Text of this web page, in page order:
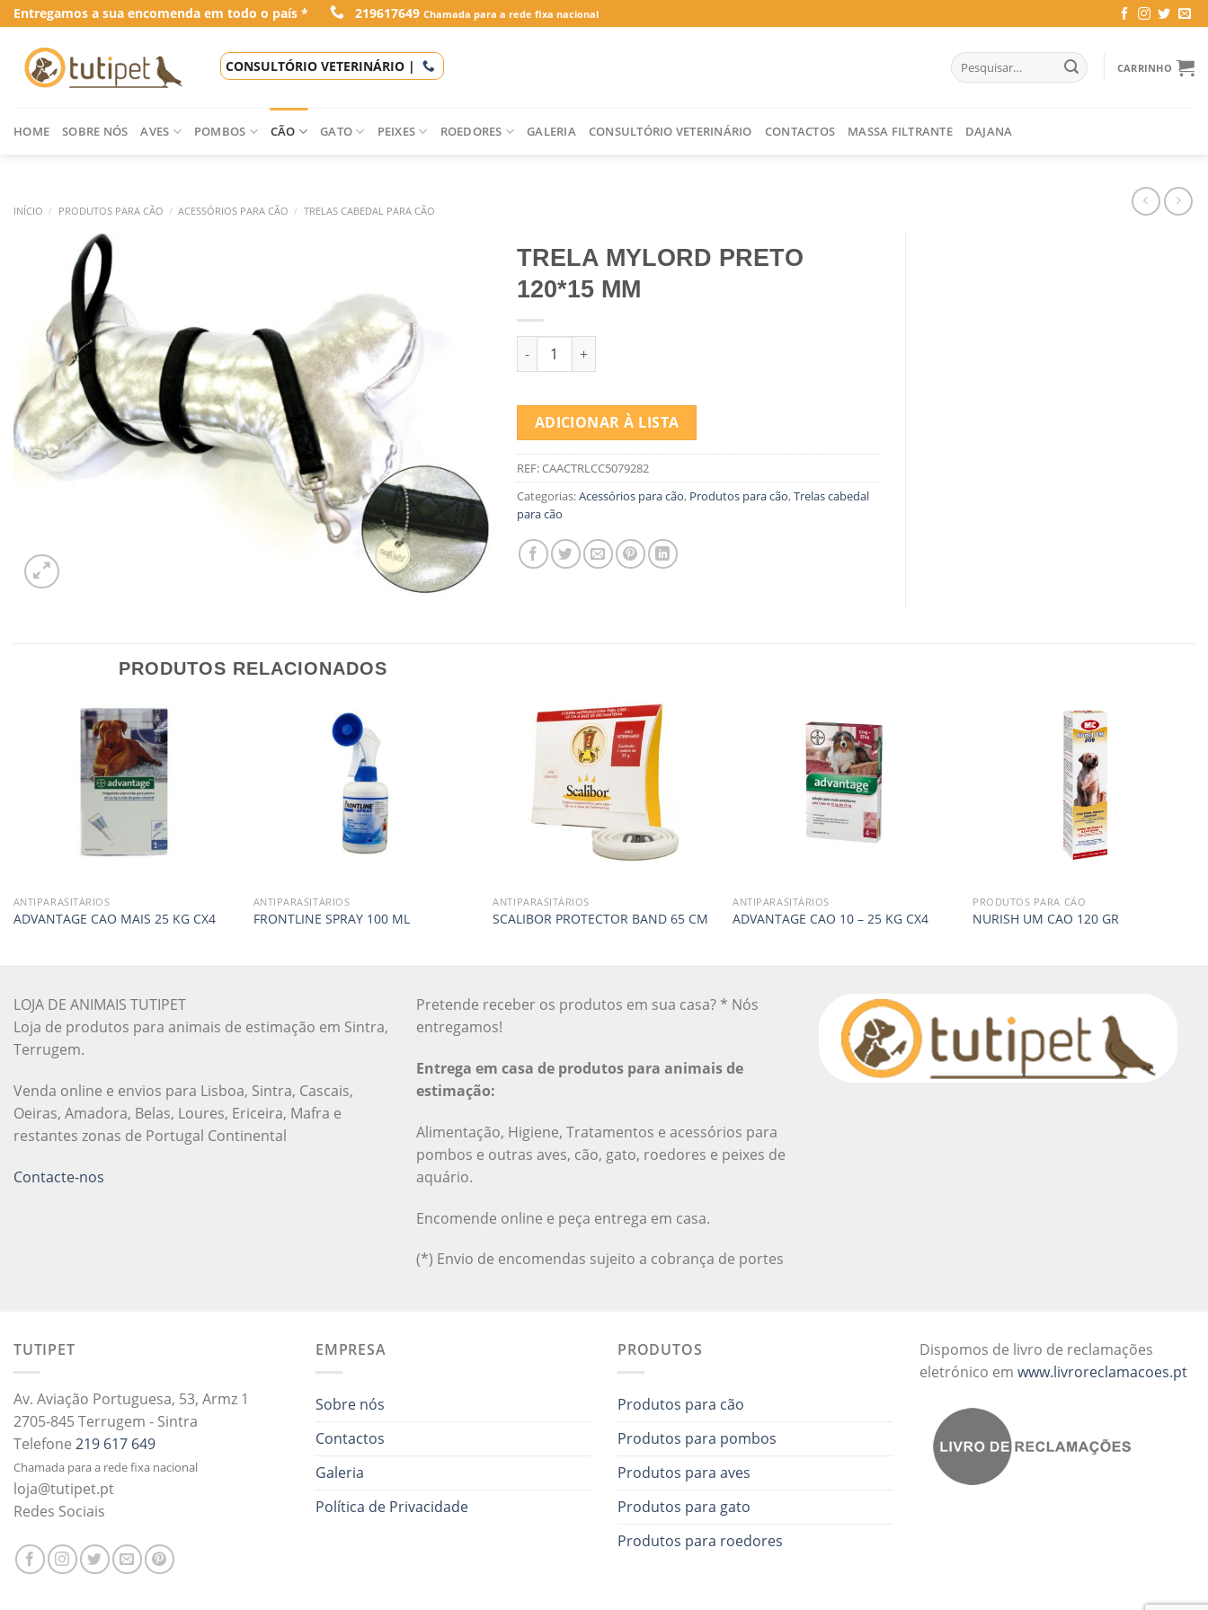
Skip
to
content
Entregamos a sua encomenda em todo o país * 219617649 Chamada para a rede fixa nacional
CONSULTÓRIO VETERINÁRIO |
Pesquisar
por:
CARRINHO
HOME SOBRE NÓS AVES POMBOS CÃO GATO PEIXES ROEDORES GALERIA CONSULTÓRIO VETERINÁRIO CONTACTOS MASSA FILTRANTE DAJANA
INÍCIO / PRODUTOS PARA CÃO / ACESSÓRIOS PARA CÃO / TRELAS CABEDAL PARA CÃO
TRELA MYLORD PRETO
120*15 MM
Quantidade de TRELA MYLORD PRETO 120*15 MM
ADICIONAR À LISTA
REF:CAACTRLCC5079282
Categorias:Acessórios para cão, Produtos para cão,Trelas cabedal
para cão
PRODUTOS RELACIONADOS
ANTIPARASITÁRIOS
ADVANTAGE CAO MAIS 25 KG CX4
ANTIPARASITÁRIOS
FRONTLINE SPRAY 100 ML
ANTIPARASITÁRIOS
SCALIBOR PROTECTOR BAND 65 CM
ANTIPARASITÁRIOS
ADVANTAGE CAO 10 – 25 KG CX4
PRODUTOS PARA CÃO
NURISH UM CAO 120 GR
LOJA DE ANIMAIS TUTIPET
Loja de produtos para animais de estimação em Sintra,
Terrugem.
Venda online e envios para Lisboa, Sintra, Cascais,
Oeiras, Amadora, Belas, Loures, Ericeira, Mafra e
restantes zonas de Portugal Continental
Contacte-nos
Pretende receber os produtos em sua casa? * Nós
entregamos!
Entrega em casa de produtos para animais de
estimação:
Alimentação, Higiene, Tratamentos e acessórios para
pombos e outras aves, cão, gato, roedores e peixes de
aquário.
Encomende online e peça entrega em casa.
(*) Envio de encomendas sujeito a cobrança de portes
TUTIPET
Av. Aviação Portuguesa, 53, Armz 1
2705-845 Terrugem - Sintra
Telefone 219 617 649
Chamada para a rede fixa nacional
loja@tutipet.pt
Redes Sociais
EMPRESA
Sobre nós
Contactos
Galeria
Política de Privacidade
PRODUTOS
Produtos para cão
Produtos para pombos
Produtos para aves
Produtos para gato
Produtos para roedores
Dispomos de livro de reclamações
eletrónico em www.livroreclamacoes.pt